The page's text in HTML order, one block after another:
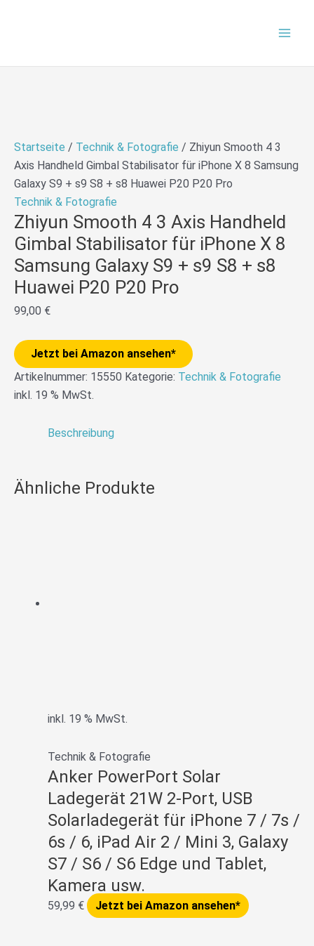
Startseite / Technik & Fotografie / Zhiyun Smooth 4 3
Axis Handheld Gimbal Stabilisator für iPhone X 8 Samsung
Galaxy S9 + s9 S8 + s8 Huawei P20 P20 Pro
Technik & Fotografie
Zhiyun Smooth 4 3 Axis Handheld
Gimbal Stabilisator für iPhone X 8
Samsung Galaxy S9 + s9 S8 + s8
Huawei P20 P20 Pro
99,00 €
Jetzt bei Amazon ansehen*
Artikelnummer: 15550 Kategorie: Technik & Fotografie
inkl. 19 % MwSt.
Beschreibung
Ähnliche Produkte
inkl. 19 % MwSt.
Technik & Fotografie
Anker PowerPort Solar
Ladegerät 21W 2-Port, USB
Solarladegerät für iPhone 7 / 7s /
6s / 6, iPad Air 2 / Mini 3, Galaxy
S7 / S6 / S6 Edge und Tablet,
Kamera usw.
59,99 € Jetzt bei Amazon ansehen*
99,00 €92,17 €.